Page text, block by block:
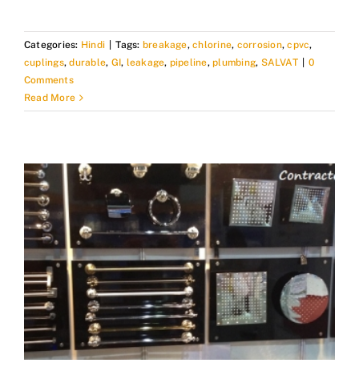
Categories: Hindi Tags: breakage,chlorine, corrosion,cpvc,
cuplings,durable, GI, leakage, pipeline,plumbing, SALVAT
0
Comments
Read More